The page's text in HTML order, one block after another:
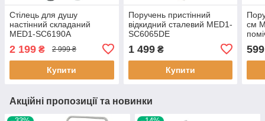
Стілець для душу
настінний складаний
MED1-SC6190A
2 199 ₴ 2 999 ₴
Купити
Поручень пристінний
відкидний сталевий MED1-
SC6065DE
1 499₴
Купити
см
599
Акційні пропозиції та новинки